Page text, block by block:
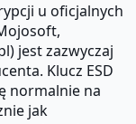
u oficjalnych
jest zazwyczaj
Klucz ESD
normalnie na
jak